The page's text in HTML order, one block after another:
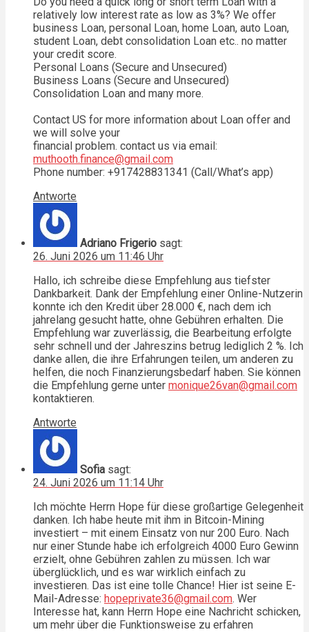
relatively low interest rate as low as 3%? We offer
business Loan, personal Loan, home Loan, auto Loan,
student Loan, debt consolidation Loan etc.. no matter
your credit score.
Personal Loans (Secure and Unsecured)
Business Loans (Secure and Unsecured)
Consolidation Loan and many more.
Contact US for more information about Loan offer and
we will solve your
financial problem. contact us via email:
muthooth.finance@gmail.com
Phone number: +917428831341 (Call/What’s app)
Antworte
Adriano Frigerio sagt:
26. Juni 2026 um 11:46 Uhr
Hallo, ich schreibe diese Empfehlung aus tiefster
Dankbarkeit. Dank der Empfehlung einer Online-Nutzerin
konnte ich den Kredit über 28.000 €, nach dem ich
jahrelang gesucht hatte, ohne Gebühren erhalten. Die
Empfehlung war zuverlässig, die Bearbeitung erfolgte
sehr schnell und der Jahreszins betrug lediglich 2 %. Ich
danke allen, die ihre Erfahrungen teilen, um anderen zu
helfen, die noch Finanzierungsbedarf haben. Sie können
die Empfehlung gerne unter monique26van@gmail.com
kontaktieren.
Antworte
Sofia sagt:
24. Juni 2026 um 11:14 Uhr
Ich möchte Herrn Hope für diese großartige Gelegenheit
danken. Ich habe heute mit ihm in Bitcoin-Mining
investiert – mit einem Einsatz von nur 200 Euro. Nach
nur einer Stunde habe ich erfolgreich 4000 Euro Gewinn
erzielt, ohne Gebühren zahlen zu müssen. Ich war
überglücklich, und es war wirklich einfach zu
investieren. Das ist eine tolle Chance! Hier ist seine E-
Mail-Adresse: hopeprivate36@gmail.com. Wer
Interesse hat, kann Herrn Hope eine Nachricht schicken,
um mehr über die Funktionsweise zu erfahren